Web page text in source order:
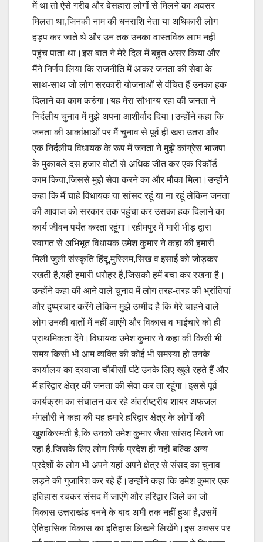
में था तो ऐसे गरीब और बेसहारा लोगों से मिलने का अवसर
मिलता था,जिनकी नाम की धनराशि नेता या अधिकारी लोग
हड़प कर जाते थे और उन तक उनका वास्तविक लाभ नहीं
पहुंच पाता था।इस बात ने मेरे दिल में बहुत असर किया और
मैंने निर्णय लिया कि राजनीति में आकर जनता की सेवा के
साथ-साथ जो लोग सरकारी योजनाओं से वंचित हैं उनका हक
दिलाने का काम करुंगा।यह मेरा सौभाग्य रहा की जनता ने
निर्दलीय चुनाव में मुझे अपना आशीर्वाद दिया।उन्होंने कहा कि
जनता की आकांक्षाओं पर मैं चुनाव से पूर्व ही खरा उतरा और
एक निर्दलीय विधायक के रूप में जनता ने मुझे कांग्रेस भाजपा
के मुकाबले दस हजार वोटों से अधिक जीत कर एक रिकॉर्ड
काम किया,जिससे मुझे सेवा करने का और मौका मिला।उन्होंने
कहा कि मैं चाहे विधायक या सांसद रहूं या ना रहूं लेकिन जनता
की आवाज को सरकार तक पहुंचा कर उसका हक दिलाने का
कार्य जीवन पर्यंत करता रहूंगा।रहीमपुर में भारी भीड़ द्वारा
स्वागत से अभिभूत विधायक उमेश कुमार ने कहा की हमारी
मिली जुली संस्कृति हिंदू,मुस्लिम,सिख व इसाई को जोड़कर
रखती है,यही हमारी धरोहर है,जिसको हमें बचा कर रखना है।
उन्होंने कहा की आने वाले चुनाव में लोग तरह-तरह की भ्रांतियां
और दुष्प्रचार करेंगे लेकिन मुझे उम्मीद है कि मेरे चाहने वाले
लोग उनकी बातों में नहीं आएंगे और विकास व भाईचारे को ही
प्राथमिकता देंगे।विधायक उमेश कुमार ने कहा की किसी भी
समय किसी भी आम व्यक्ति की कोई भी समस्या हो उनके
कार्यालय का दरवाजा चौबीसों घंटे उनके लिए खुले रहते हैं और
मैं हरिद्वार क्षेत्र की जनता की सेवा कर ता रहूंगा।इससे पूर्व
कार्यक्रम का संचालन कर रहे अंतर्राष्ट्रीय शायर अफजल
मंगलौरी ने कहा की यह हमारे हरिद्वार क्षेत्र के लोगों की
खुशकिस्मती है,कि उनको उमेश कुमार जैसा सांसद मिलने जा
रहा है,जिसके लिए लोग सिर्फ प्रदेश ही नहीं बल्कि अन्य
प्रदेशों के लोग भी अपने यहां अपने क्षेत्र से संसद का चुनाव
लड़ने की गुजारिश कर रहे हैं।उन्होंने कहा कि उमेश कुमार एक
इतिहास रचकर संसद में जाएंगे और हरिद्वार जिले का जो
विकास उत्तराखंड बनने के बाद अभी तक नहीं हुआ है,उसमें
ऐतिहासिक विकास का इतिहास लिखने लिखेंगे।इस अवसर पर